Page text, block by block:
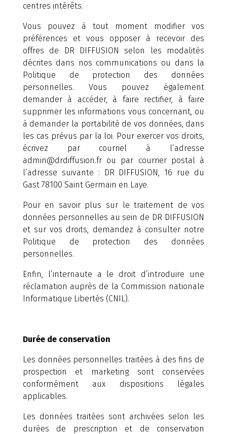
centres intérêts.
Vous pouvez à tout moment modifier vos
préférences et vous opposer à recevoir des
offres de DR DIFFUSION selon les modalités
décrites dans nos communications ou dans la
Politique de protection des données
personnelles. Vous pouvez également
demander à accéder, à faire rectifier, à faire
supprimer les informations vous concernant, ou
à demander la portabilité de vos données, dans
les cas prévus par la loi. Pour exercer vos droits,
écrivez par courriel à l’adresse
admin@drdiffusion.fr ou par courrier postal à
l’adresse suivante : DR DIFFUSION, 16 rue du
Gast 78100 Saint Germain en Laye.
Pour en savoir plus sur le traitement de vos
données personnelles au sein de DR DIFFUSION
et sur vos droits, demandez à consulter notre
Politique de protection des données
personnelles.
Enfin, l’internaute a le droit d’introduire une
réclamation auprès de la Commission nationale
Informatique Libertés (CNIL).
Durée de conservation
Les données personnelles traitées à des fins de
prospection et marketing sont conservées
conformément aux dispositions légales
applicables.
Les données traitées sont archivées selon les
durées de prescription et de conservation